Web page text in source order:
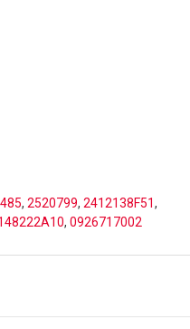
, 2520799, 2412138F51,
, 0926717002